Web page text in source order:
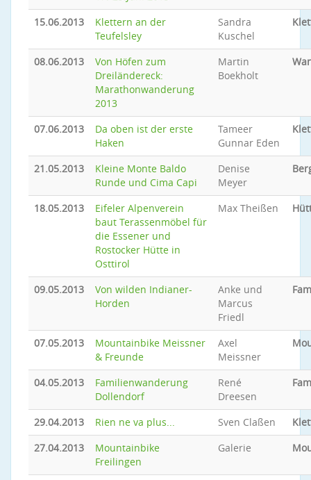
15.06.2013
Klettern an der
Teufelsley
Sandra
Kuschel
08.06.2013
Von Höfen zum
Dreiländereck:
Marathonwanderung
2013
Martin
Boekholt
07.06.2013
Da oben ist der erste
Haken
Tameer
Gunnar Eden
21.05.2013
Kleine Monte Baldo
Runde und Cima Capi
Denise
Meyer
18.05.2013
Eifeler Alpenverein
baut Terassenmöbel für
die Essener und
Rostocker Hütte in
Osttirol
Max Theißen
09.05.2013
Von wilden Indianer-
Horden
Anke und
Marcus
Friedl
07.05.2013
Mountainbike Meissner
& Freunde
Axel
Meissner
04.05.2013
Familienwanderung
Dollendorf
René
Dreesen
29.04.2013 Rien ne va plus... Sven Claßen
27.04.2013
Mountainbike
Freilingen
Galerie